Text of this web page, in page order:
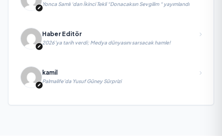
Yonca Samlı ‘dan İkinci Tekli “Donacaksın Sevgilim “ yayımlandı
Haber Editör
2026’ya tarih verdi; Medya dünyasını sarsacak hamle!
kamil
Palmalife’da Yusuf Güney Sürprizi